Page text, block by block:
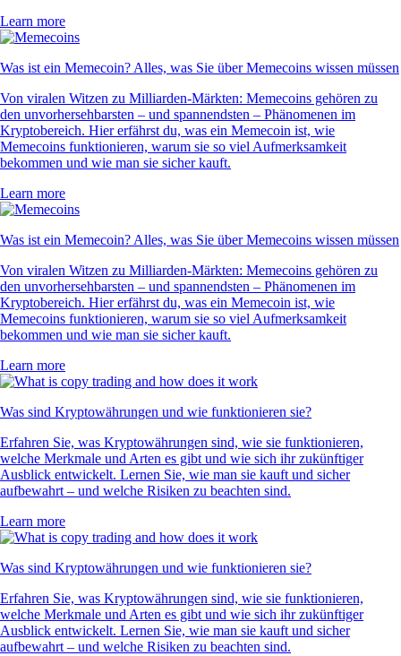
Learn more
Was ist ein Memecoin? Alles, was Sie über Memecoins wissen müssen
Von viralen Witzen zu Milliarden-Märkten: Memecoins gehören zu
den unvorhersehbarsten – und spannendsten – Phänomenen im
Kryptobereich. Hier erfährst du, was ein Memecoin ist, wie
Memecoins funktionieren, warum sie so viel Aufmerksamkeit
bekommen und wie man sie sicher kauft.
Learn more
Was ist ein Memecoin? Alles, was Sie über Memecoins wissen müssen
Von viralen Witzen zu Milliarden-Märkten: Memecoins gehören zu
den unvorhersehbarsten – und spannendsten – Phänomenen im
Kryptobereich. Hier erfährst du, was ein Memecoin ist, wie
Memecoins funktionieren, warum sie so viel Aufmerksamkeit
bekommen und wie man sie sicher kauft.
Learn more
Was sind Kryptowährungen und wie funktionieren sie?
Erfahren Sie, was Kryptowährungen sind, wie sie funktionieren,
welche Merkmale und Arten es gibt und wie sich ihr zukünftiger
Ausblick entwickelt. Lernen Sie, wie man sie kauft und sicher
aufbewahrt – und welche Risiken zu beachten sind.
Learn more
Was sind Kryptowährungen und wie funktionieren sie?
Erfahren Sie, was Kryptowährungen sind, wie sie funktionieren,
welche Merkmale und Arten es gibt und wie sich ihr zukünftiger
Ausblick entwickelt. Lernen Sie, wie man sie kauft und sicher
aufbewahrt – und welche Risiken zu beachten sind.